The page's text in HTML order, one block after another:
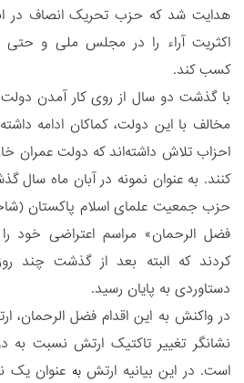
اکثریت آراء را در مجلس ملی و حتی
کسب کند.
با گذشت دو سال از روی کار آمدن
مخالف با این دولت، کماکان ادامه
احزاب تلاش داشته‌اند که دولت عمران
کنند. به عنوان نمونه در آبان ماه سال
حزب جمعیت علمای اسلام پاکستان
فضل الرحمان» مراسم اعتراضی خود را
کردند که البته بعد از گذشت چند
دستاوردی به پایان رسید.
در واکنش به این اقدام فضل الرحمان،
نشانگر تغییر تاکتیک ارتش نسبت به
است. در این بیانیه ارتشبه عنوان یک